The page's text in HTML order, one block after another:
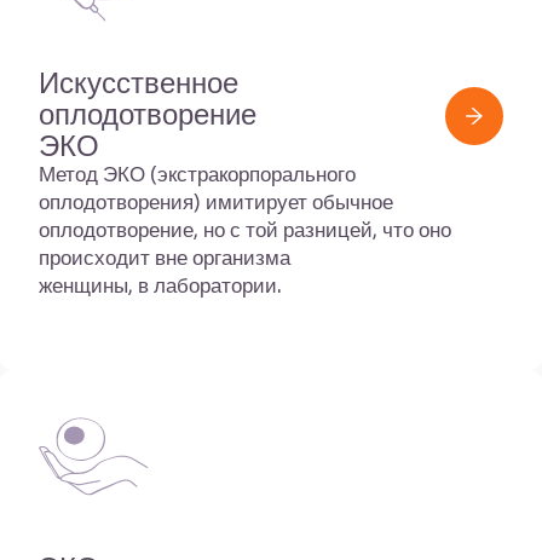
Искусственное
оплодотворение
ЭКО
Метод ЭКО (экстракорпорального
оплодотворения) имитирует обычное
оплодотворение, но с той разницей, что оно
происходит вне организма
женщины, в лаборатории.